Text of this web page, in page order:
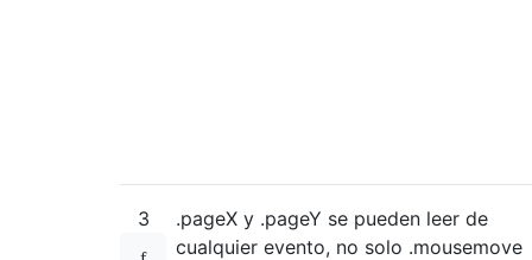
3
.pageX y .pageY se pueden leer de
cualquier evento, no solo .mousemove